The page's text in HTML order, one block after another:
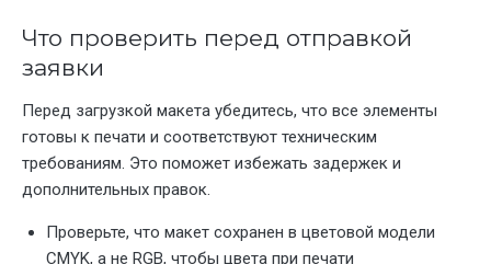
Что проверить перед отправкой
заявки
Перед загрузкой макета убедитесь, что все элементы
готовы к печати и соответствуют техническим
требованиям. Это поможет избежать задержек и
дополнительных правок.
Проверьте, что макет сохранен в цветовой модели
CMYK, а не RGB, чтобы цвета при печати